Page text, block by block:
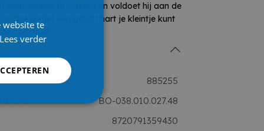
gemakkelijk te wassen en voldoet hij aan de
zodat je met een gerust hart je kleintje kunt
nachtrust.
885255
BO-038.010.027.48
8720791359430
website te
Lees verder